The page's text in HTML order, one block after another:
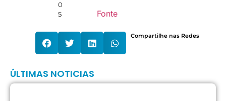
0
5
Fonte
Compartilhe nas Redes
ÚLTIMAS NOTICIAS